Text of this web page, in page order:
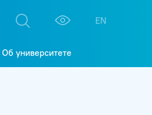
EN
Об университете